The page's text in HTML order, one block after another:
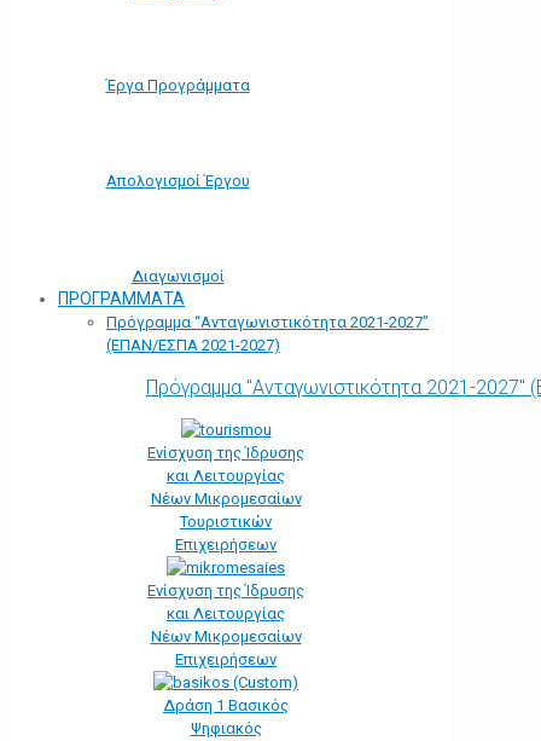
Έργα Προγράμματα
Απολογισμοί Έργου
Διαγωνισμοί
ΠΡΟΓΡΑΜΜΑΤΑ
Πρόγραμμα “Ανταγωνιστικότητα 2021-2027”
(ΕΠΑΝ/ΕΣΠΑ 2021-2027)
Πρόγραμμα "Ανταγωνιστικότητα 2021-
Ενίσχυση της Ίδρυσης
και Λειτουργίας
Νέων Μικρομεσαίων
Τουριστικών
Επιχειρήσεων
Ενίσχυση της Ίδρυσης
και Λειτουργίας
Νέων Μικρομεσαίων
Επιχειρήσεων
Δράση 1 Βασικός
Ψηφιακός